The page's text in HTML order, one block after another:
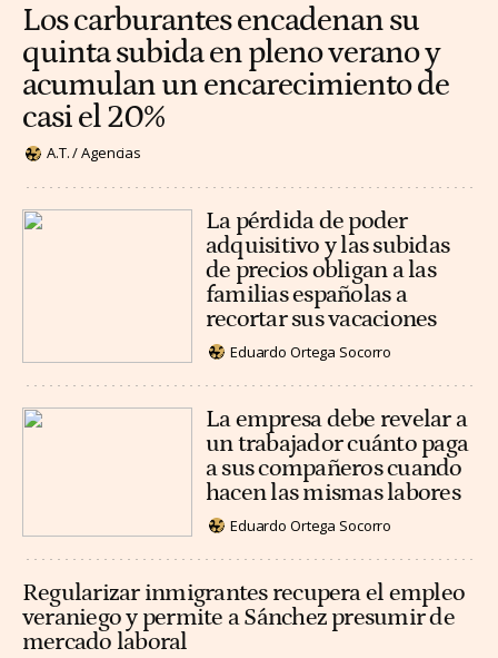
Los carburantes encadenan su
quinta subida en pleno verano y
acumulan un encarecimiento de
casi el 20%
A.T. / Agencias
La pérdida de poder
adquisitivo y las subidas
de precios obligan a las
familias españolas a
recortar sus vacaciones
Eduardo Ortega Socorro
La empresa debe revelar a
un trabajador cuánto paga
a sus compañeros cuando
hacen las mismas labores
Eduardo Ortega Socorro
Regularizar inmigrantes recupera el empleo
veraniego y permite a Sánchez presumir de
mercado laboral